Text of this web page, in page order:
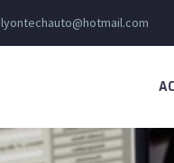
lyontechauto@hotmail.com